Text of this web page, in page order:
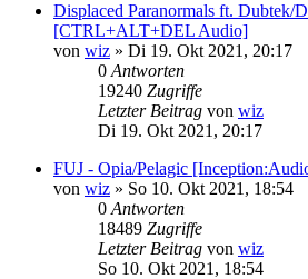
Displaced Paranormals ft. Dubtek/
[CTRL+ALT+DEL Audio]
von wiz » Di 19. Okt 2021, 20:17
0 Antworten
19240 Zugriffe
Letzter Beitrag von wiz
Di 19. Okt 2021, 20:17
FUJ - Opia/Pelagic
von wiz » So 10. Okt 2021, 18:54
0 Antworten
18489 Zugriffe
Letzter Beitrag von wiz
So 10. Okt 2021, 18:54